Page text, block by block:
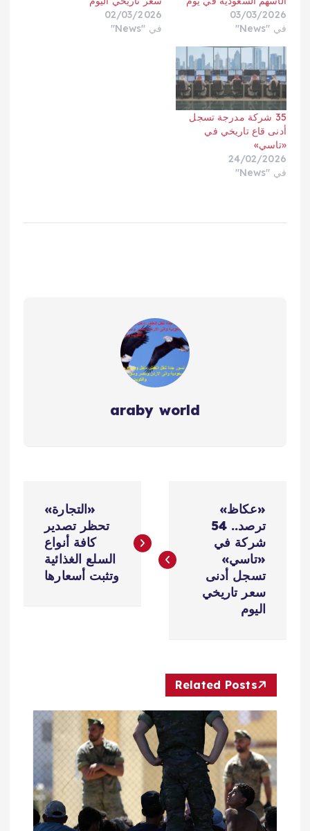
03/03/2026
في "News"
02/03/2026
في "News"
35 شركة مدرجة تسجل
أدنى قاع تاريخي في
«تاسي»
24/02/2026
في "News"
araby world
ص
م
ق
«عكاظ»
ترصد.. 54
شركة في
«تاسي»
تسجل أدنى
سعر تاريخي
اليوم
«التجارة»
تحظر تصدير
كافة أنواع
السلع الغذائية
وتثبت أسعارها
Related Posts